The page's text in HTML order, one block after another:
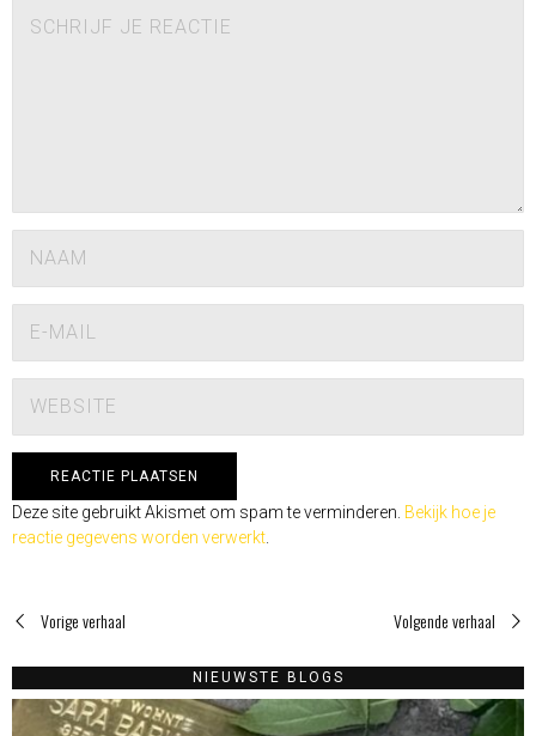
Deze site gebruikt Akismet om spam te verminderen. Bekijk hoe je
reactie gegevens worden verwerkt.
Vorige verhaal Volgende verhaal
NIEUWSTE BLOGS